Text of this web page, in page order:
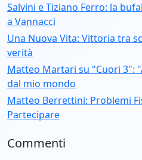
Salvini e Tiziano Ferro: la
a Vannacci
Una Nuova Vita: Vittoria tra
verità
Matteo Martari su "Cuori 3":
dal mio mondo
Matteo Berrettini: Problemi
Partecipare
Commenti